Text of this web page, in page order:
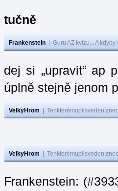
tučně
Frankenstein Guru AZ kvízu... A
dej si „upravit“ ap
úplně stejně jenom
VelkyHrom
VelkyHrom
Frankenstein: